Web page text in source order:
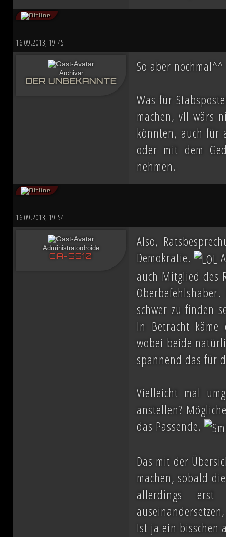
16.09.2013, 19:45
Archivar
DER UNBEKANNTE
So aber nochmal^^
Was für
machen, vll wärs
könnten, auch für
oder mit dem
nehmen.
16.09.2013, 19:54
Administratordroide
CA-5510
Also,
Demokratie.
auch Mitglied des
schwer zu finden
In Betracht
wobei beide
spannend das für
Vielleicht mal
anstellen?
das Passende.
Das mit der
machen, sobald
allerdings
Ist ja ein bisschen